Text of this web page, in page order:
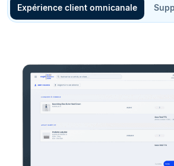
Expérience client omnicanale